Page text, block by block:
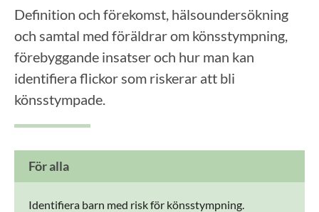
Definition och förekomst, hälsoundersökning
och samtal med föräldrar om könsstympning,
förebyggande insatser och hur man kan
identifiera flickor som riskerar att bli
könsstympade.
För alla
Identifiera barn med risk för könsstympning.